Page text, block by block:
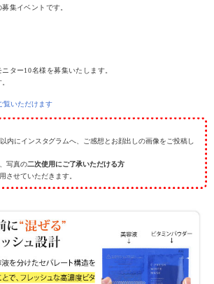
集イベントです。
ター10名様を募集いたします。
覧いただけます
内にインスタグラムへ、ご感想とお顔出しの画像をご投稿し
写真の二次使用にご了承いただける方
せていただきます。